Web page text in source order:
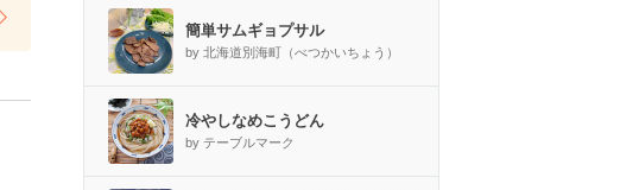
簡単サムギョプサル
by 北海道別海町（べつかいちょう）
冷やしなめこうどん
by テーブルマーク